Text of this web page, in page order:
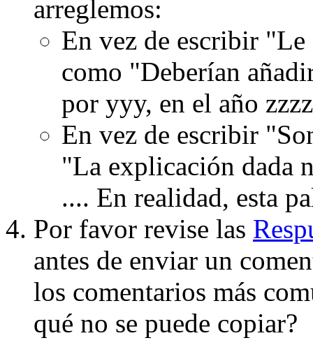
arreglemos:
En vez de escribir
como "Deberían
por yyy, en el año
En vez de escribir
"La explicación dada
.... En realidad, esta
Por favor revise las
antes de enviar un
los comentarios más
qué no se puede copiar?